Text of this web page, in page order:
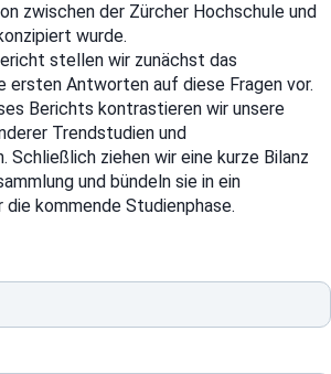
zwischen der Zürcher Hochschule und
wurde.
stellen wir zunächst das
ersten Antworten auf diese Fragen vor.
Berichts kontrastieren wir unsere
Trendstudien und
Schließlich ziehen wir eine kurze Bilanz
und bündeln sie in ein
kommende Studienphase.